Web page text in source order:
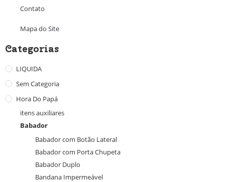
Contato
Mapa do Site
Categorias
LIQUIDA
Sem Categoria
Hora Do Papá
itens auxiliares
Babador
Babador com Botão Lateral
Babador com Porta Chupeta
Babador Duplo
Bandana Impermeável